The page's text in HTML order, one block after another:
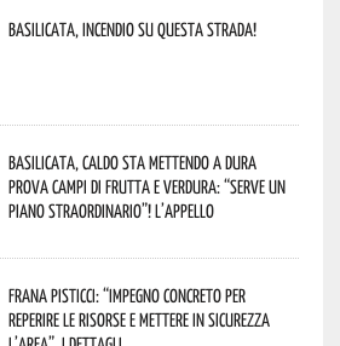
Basilicata, incendio su questa strada!
Basilicata, caldo sta mettendo a dura
prova campi di frutta e verdura: “Serve un
piano straordinario”! L’appello
Frana Pisticci: “Impegno concreto per
reperire le risorse e mettere in sicurezza